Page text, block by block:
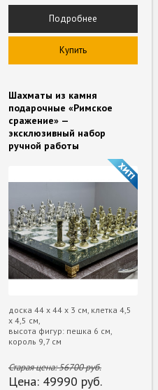
Подробнее
Купить
Шахматы из камня
подарочные «Римское
сражение» —
эксклюзивный набор
ручной работы
доска 44 х 44 х 3 см, клетка 4,5
х 4,5 см,
высота фигур: пешка 6 см,
король 9,7 см
Старая цена:56700руб.
Цена: 49990 руб.